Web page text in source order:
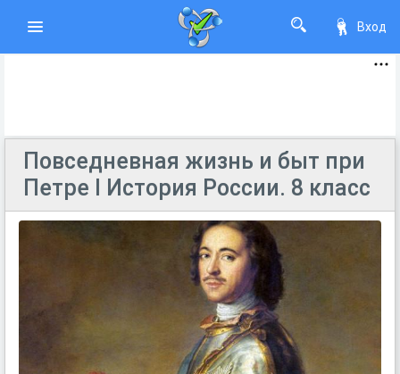
Вход
Повседневная жизнь и быт при
Петре I История России. 8 класс